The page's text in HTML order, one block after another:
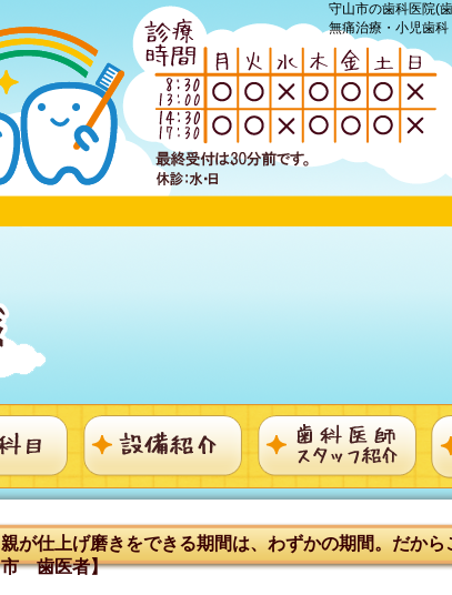
守山市の歯科医院(
無痛治療・小児歯
親が仕上げ磨きをできる期間は、わずかの期間。だか
市 歯医者】